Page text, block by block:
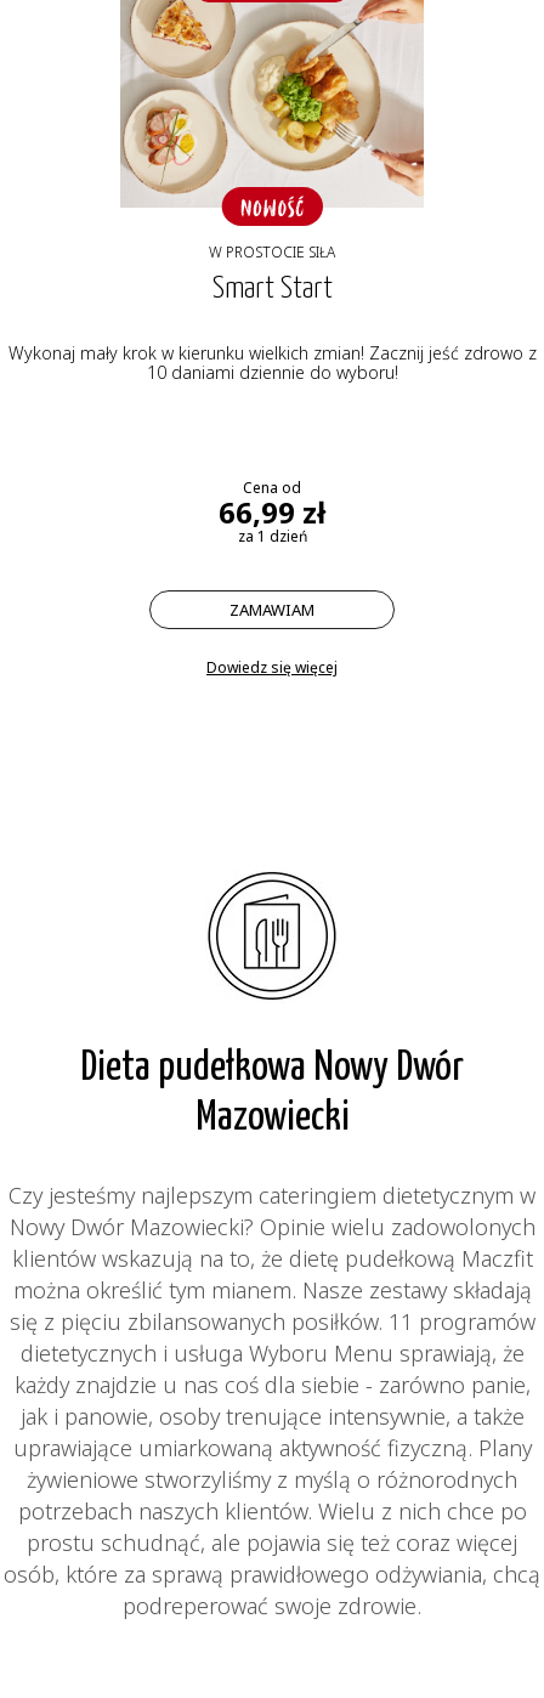
W PROSTOCIE SIŁA
Smart Start
Wykonaj mały krok w kierunku wielkich zmian! Zacznij jeść zdrowo z
10 daniami dziennie do wyboru!
Cena od
66,99 zł
za 1 dzień
ZAMAWIAM
Dowiedz się więcej
Dieta pudełkowa Nowy Dwór
Mazowiecki
Czy jesteśmy najlepszym cateringiem dietetycznym w
Nowy Dwór Mazowiecki? Opinie wielu zadowolonych
klientów wskazują na to, że dietę pudełkową Maczfit
można określić tym mianem. Nasze zestawy składają
się z pięciu zbilansowanych posiłków. 11 programów
dietetycznych i usługa Wyboru Menu sprawiają, że
każdy znajdzie u nas coś dla siebie - zarówno panie,
jak i panowie, osoby trenujące intensywnie, a także
uprawiające umiarkowaną aktywność fizyczną. Plany
żywieniowe stworzyliśmy z myślą o różnorodnych
potrzebach naszych klientów. Wielu z nich chce po
prostu schudnąć, ale pojawia się też coraz więcej
osób, które za sprawą prawidłowego odżywiania, chcą
podreperować swoje zdrowie.